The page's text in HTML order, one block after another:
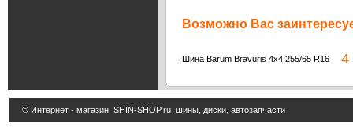
Возможно Вас
Шина Barum Bravuris 4x4 255/65 R16 4
© Интернет - магазин SHIN-SHOP.ru шины, диски, автозапчасти